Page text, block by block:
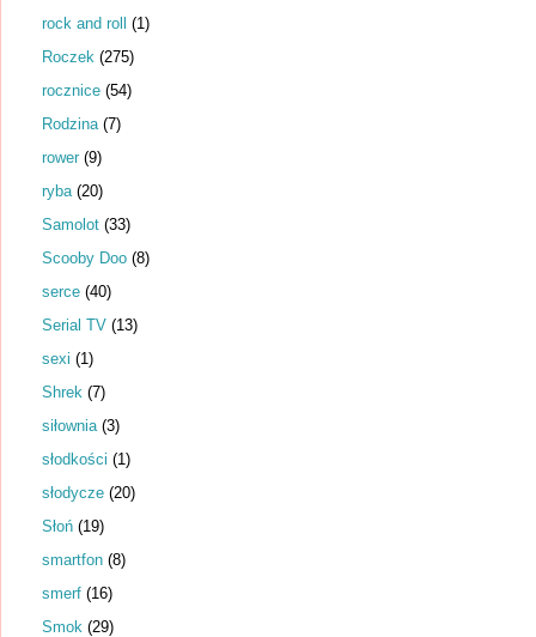
rock and roll (1)
Roczek (275)
rocznice (54)
Rodzina (7)
rower (9)
ryba (20)
Samolot (33)
Scooby Doo (8)
serce (40)
Serial TV (13)
sexi (1)
Shrek (7)
siłownia (3)
słodkości (1)
słodycze (20)
Słoń (19)
smartfon (8)
smerf (16)
Smok (29)